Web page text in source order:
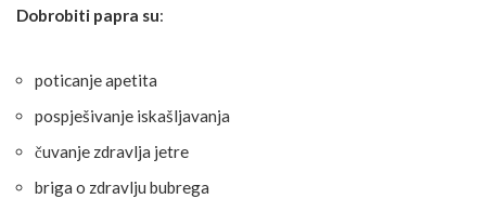
Dobrobiti papra su:
poticanje apetita
pospješivanje iskašljavanja
čuvanje zdravlja jetre
briga o zdravlju bubrega